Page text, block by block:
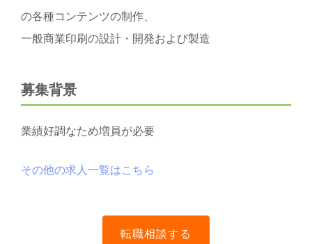
の各種コンテンツの制作、
一般商業印刷の設計・開発および製造
募集背景
業績好調なため増員が必要
その他の求人一覧はこちら